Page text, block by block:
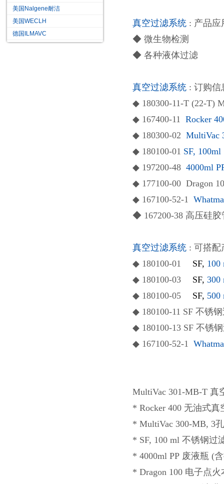
美国Nalgene耐洁
美国WECLH
德国ILMAVC
真空过滤系统 : 产品应
◆ 微生物检测
◆ 各种液体过滤
真空过滤系统 : 订购信
◆ 180300-11-T (22-T)
◆ 167400-11 Rocker
◆ 180300-02 MultiVac
◆ 180100-01 SF,
◆ 197200-48 4000ml
◆ 177100-00 Dragon
◆ 167100-52-1
◆ 167200-38 高压硅胶
真空过滤系统 : 可搭配
◆ 180100-01 SF,
◆ 180100-03 SF, 300
◆ 180100-05 SF,
◆ 180100-11 SF 不锈
◆ 180100-13 SF 不锈
◆ 167100-52-1
MultiVac 301-MB-T 真
* Rocker 400 无油式真
* MultiVac 300-MB, 3
* SF, 100 ml 不锈钢过
* 4000ml PP 废液瓶 (
* Dragon 100 电子点火